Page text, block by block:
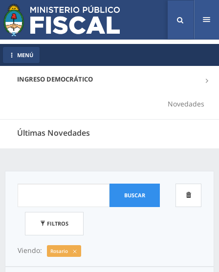
INGRESO DEMOCRÁTICO
Novedades
Últimas Novedades
MENÚ
BUSCAR
FILTROS
Viendo: Rosario